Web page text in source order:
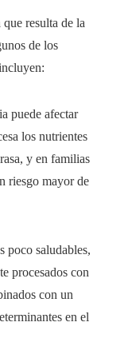
resulta de la
de los
puede afectar
los nutrientes
y en familias
riesgo mayor de
poco saludables,
procesados con
con un
en el